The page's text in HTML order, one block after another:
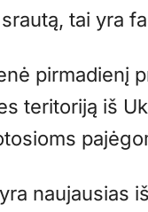
tai yra
pirmadienį
teritoriją iš
naujausias